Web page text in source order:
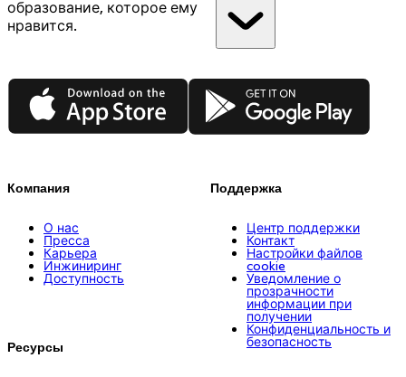
образование, которое ему
нравится.
App Store Google Play
Компания
О нас
Пресса
Карьера
Инжиниринг
Доступность
Ресурсы
Поддержка
Центр поддержки
Контакт
Настройки файлов
cookie
Уведомление о
прозрачности
информации при
получении
Конфиденциальность и
безопасность